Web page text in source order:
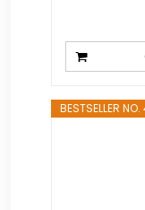
BESTSELLER NO.